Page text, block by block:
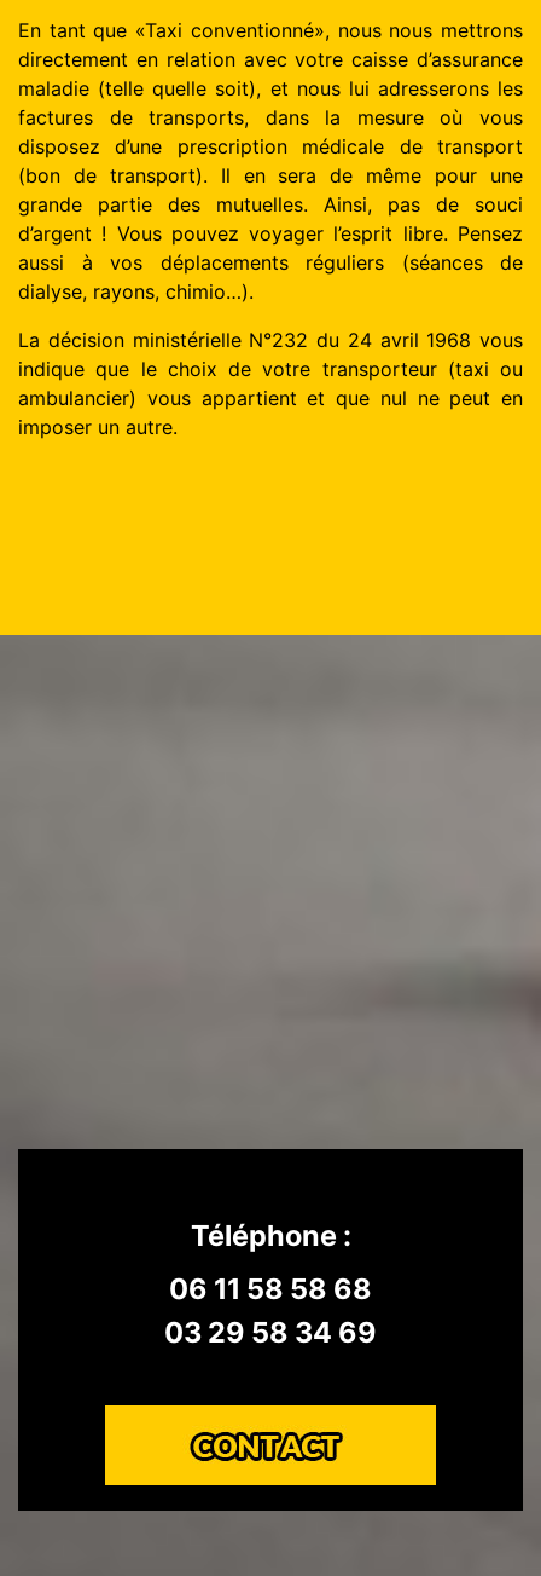
En tant que «Taxi conventionné», nous nous mettrons
directement en relation avec votre caisse d’assurance
maladie (telle quelle soit), et nous lui adresserons les
factures de transports, dans la mesure où vous
disposez d’une prescription médicale de transport
(bon de transport). Il en sera de même pour une
grande partie des mutuelles. Ainsi, pas de souci
d’argent ! Vous pouvez voyager l’esprit libre. Pensez
aussi à vos déplacements réguliers (séances de
dialyse, rayons, chimio…).
La décision ministérielle N°232 du 24 avril 1968 vous
indique que le choix de votre transporteur (taxi ou
ambulancier) vous appartient et que nul ne peut en
imposer un autre.
Téléphone :
06 11 58 58 68
03 29 58 34 69